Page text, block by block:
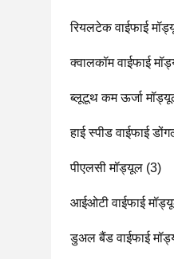
रियलटेक वाईफाई
क्वालकॉम वाईफाई
ब्लूटूथ कम ऊर्जा
हाई स्पीड वाईफाई
पीएलसी मॉड्यूल (3)
आईओटी वाईफाई
डुअल बैंड वाईफाई